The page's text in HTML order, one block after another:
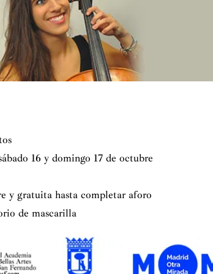
de Música de Madrid, con el maestro
máster de Interpretación Solista en la
Dmochowski. Ha colaborado con
16 y domingo 17 de octubre
y gratuita hasta completar aforo
de mascarilla